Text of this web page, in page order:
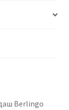
Berlingo